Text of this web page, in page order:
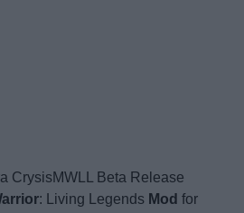
CrysisMWLL Beta Release
: Living Legends Mod for